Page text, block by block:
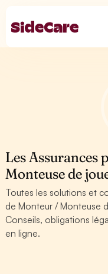
Les Assurances
Monteuse de
Toutes les solutions et
de Monteur / Monteuse
Conseils, obligations
en ligne.